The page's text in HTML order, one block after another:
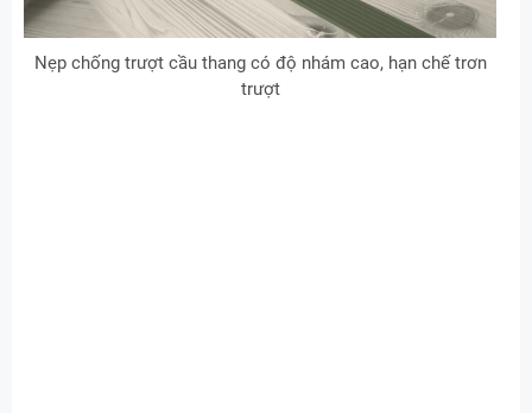
Nẹp chống trượt cầu thang có độ nhám cao, hạn chế trơn
trượt